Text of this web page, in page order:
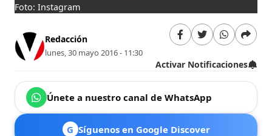
Foto: Instagram
Redacción
lunes, 30 mayo 2016 - 11:30
Activar Notificaciones
Únete a nuestro canal de WhatsApp
G Síguenos en Google Discover